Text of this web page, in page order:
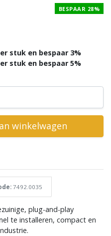
BESPAAR 28%
stuk en bespaar 3%
stuk en bespaar 5%
winkelwagen
7492.0035
plug-and-play
te installeren, compact en